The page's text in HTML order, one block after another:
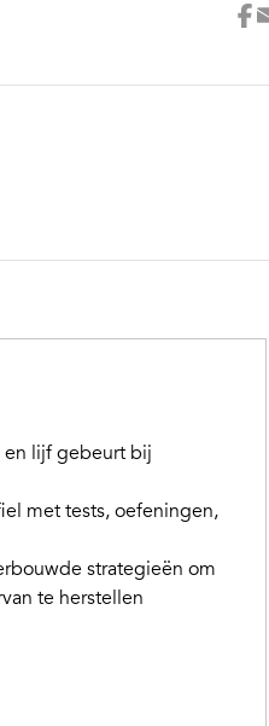
en lijf gebeurt bij
met tests, oefeningen,
strategieën om
te herstellen